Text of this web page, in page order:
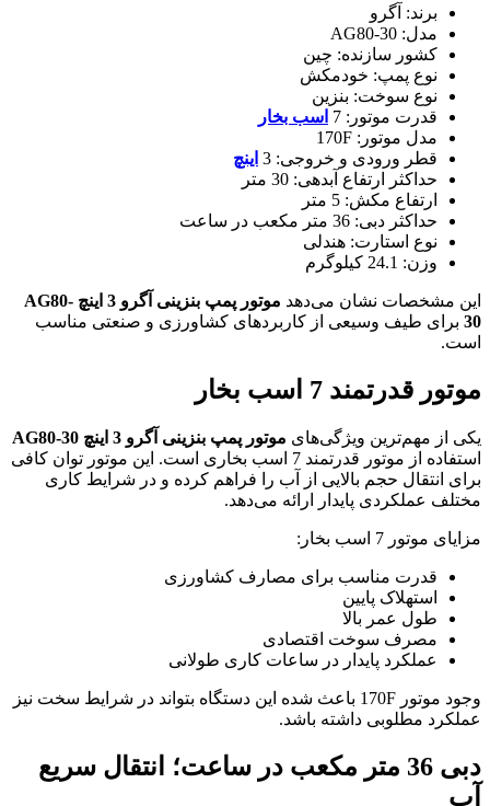
برند: آگرو
مدل: AG80-30
کشور سازنده: چین
نوع پمپ: خودمکش
نوع سوخت: بنزین
قدرت موتور: 7
اسب بخار
مدل موتور: 170F
قطر ورودی و خروجی: 3
اینچ
حداکثر ارتفاع آبدهی: 30 متر
ارتفاع مکش: 5 متر
حداکثر دبی: 36 متر مکعب در ساعت
نوع استارت: هندلی
وزن: 24.1 کیلوگرم
این مشخصات نشان می‌دهد
موتور پمپ بنزینی آگرو 3 اینچ AG80-
30 برای طیف وسیعی از کاربردهای کشاورزی و صنعتی مناسب
است.
موتور قدرتمند 7 اسب بخار
یکی از مهم‌ترین ویژگی‌های موتور پمپ بنزینی آگرو 3 اینچ AG80-30
استفاده از موتور قدرتمند 7 اسب بخاری است. این موتور توان کافی
برای انتقال حجم بالایی از آب را فراهم کرده و در شرایط کاری
مختلف عملکردی پایدار ارائه می‌دهد.
مزایای موتور 7 اسب بخار:
قدرت مناسب برای مصارف کشاورزی
استهلاک پایین
طول عمر بالا
مصرف سوخت اقتصادی
عملکرد پایدار در ساعات کاری طولانی
وجود موتور 170F باعث شده این دستگاه بتواند در شرایط سخت نیز
عملکرد مطلوبی داشته باشد.
دبی 36 متر مکعب در ساعت؛ انتقال سریع
آب